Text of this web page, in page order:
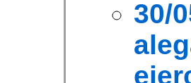
30/